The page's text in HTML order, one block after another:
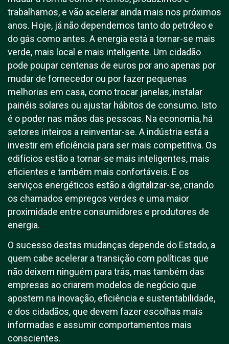
trabalhamos, e vão acelerar ainda mais nos próximos
anos. Hoje, já não dependemos tanto do petróleo e
do gás como antes. A energia está a tornar-se mais
verde, mais local e mais inteligente. Um cidadão
pode poupar centenas de euros por ano apenas por
mudar de fornecedor ou por fazer pequenas
melhorias em casa, como trocar janelas, instalar
painéis solares ou ajustar hábitos de consumo. Isto
é o poder nas mãos das pessoas. Na economia, há
setores inteiros a reinventar-se. A indústria está a
investir em eficiência para ser mais competitiva. Os
edifícios estão a tornar-se mais inteligentes, mais
eficientes e também mais confortáveis. E os
serviços energéticos estão a digitalizar-se, criando
os chamados empregos verdes e uma maior
proximidade entre consumidores e produtores de
energia.
O sucesso destas mudanças depende do Estado, a
quem cabe acelerar a transição com políticas que
não deixem ninguém para trás, mas também das
empresas ao criarem modelos de negócio que
apostem na inovação, eficiência e sustentabilidade,
e dos cidadãos, que devem fazer escolhas mais
informadas e assumir comportamentos mais
conscientes.